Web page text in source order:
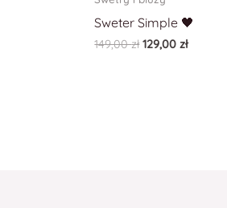
Sweter Simple 🖤
149,00zł 129,00zł